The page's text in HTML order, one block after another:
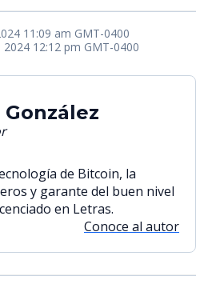
11:09 am GMT-0400
12:12 pm GMT-0400
González
de Bitcoin, la
y garante del buen nivel
en Letras.
Conoce al autor